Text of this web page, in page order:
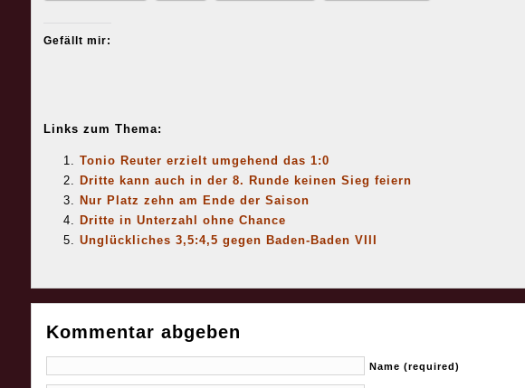
Gefällt mir:
Links zum Thema:
Tonio Reuter erzielt umgehend das 1:0
Dritte kann auch in der 8. Runde keinen Sieg feiern
Nur Platz zehn am Ende der Saison
Dritte in Unterzahl ohne Chance
Unglückliches 3,5:4,5 gegen Baden-Baden VIII
Kommentar abgeben
Name (required)